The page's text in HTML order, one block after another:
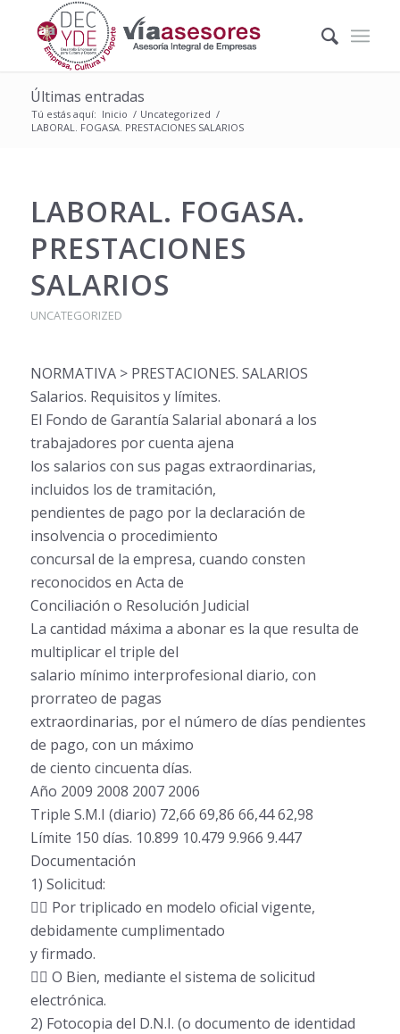
Últimas entradas
Tú estás aquí: Inicio / Uncategorized /
LABORAL. FOGASA. PRESTACIONES SALARIOS
LABORAL. FOGASA.
PRESTACIONES
SALARIOS
UNCATEGORIZED
NORMATIVA > PRESTACIONES. SALARIOS
Salarios. Requisitos y límites.
El Fondo de Garantía Salarial abonará a los
trabajadores por cuenta ajena
los salarios con sus pagas extraordinarias,
incluidos los de tramitación,
pendientes de pago por la declaración de
insolvencia o procedimiento
concursal de la empresa, cuando consten
reconocidos en Acta de
Conciliación o Resolución Judicial
La cantidad máxima a abonar es la que resulta de
multiplicar el triple del
salario mínimo interprofesional diario, con
prorrateo de pagas
extraordinarias, por el número de días pendientes
de pago, con un máximo
de ciento cincuenta días.
Año 2009 2008 2007 2006
Triple S.M.I (diario) 72,66 69,86 66,44 62,98
Límite 150 días. 10.899 10.479 9.966 9.447
Documentación
1) Solicitud:
 Por triplicado en modelo oficial vigente,
debidamente cumplimentado
y firmado.
 O Bien, mediante el sistema de solicitud
electrónica.
2) Fotocopia del D.N.I. (o documento de identidad